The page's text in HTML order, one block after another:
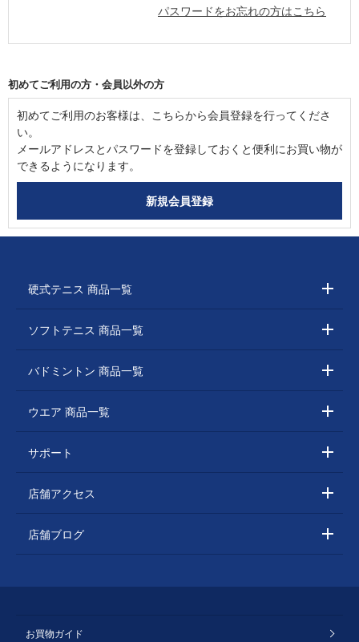
パスワードをお忘れの方はこちら
初めてご利用の方・会員以外の方
初めてご利用のお客様は、こちらから会員登録を行ってくださ
い。
メールアドレスとパスワードを登録しておくと便利にお買い物が
できるようになります。
硬式テニス 商品一覧
ソフトテニス 商品一覧
バドミントン 商品一覧
ウエア 商品一覧
サポート
店舗アクセス
店舗ブログ
お買物ガイド